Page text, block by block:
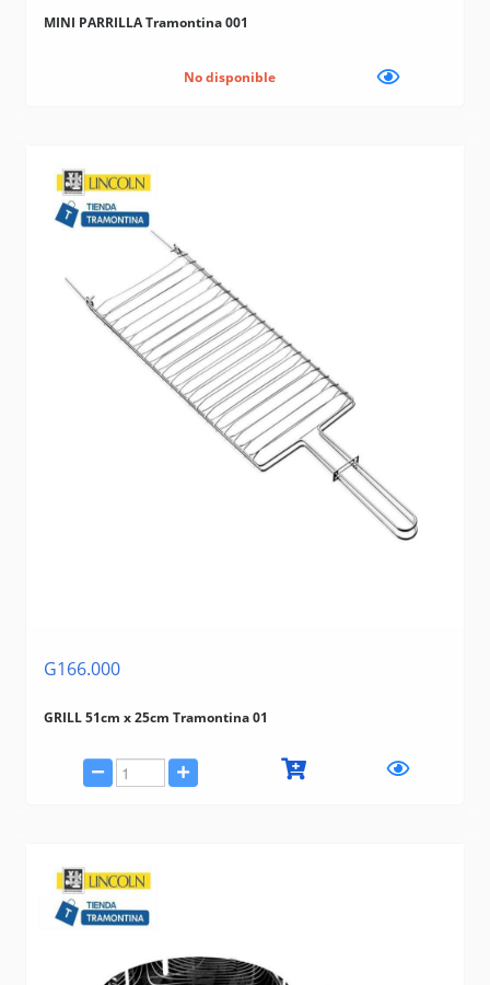
MINI PARRILLA Tramontina 001
No disponible
G166.000
GRILL 51cm x 25cm Tramontina 01